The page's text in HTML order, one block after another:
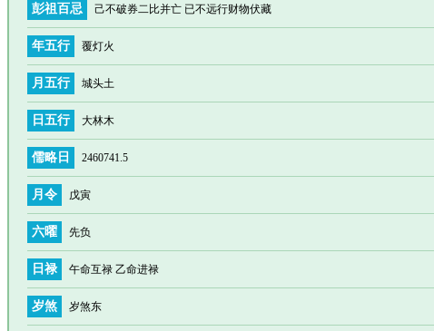
彭祖百忌 己不破券二比并亡 已不远行财物伏藏
年五行 覆灯火
月五行 城头土
日五行 大林木
儒略日 2460741.5
月令 戊寅
六曜 先负
日禄 午命互禄 乙命进禄
岁煞 岁煞东